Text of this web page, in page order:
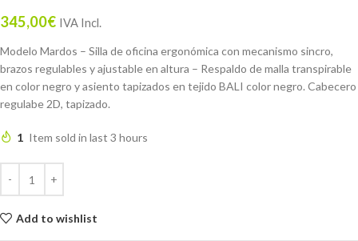
345,00€ IVA Incl.
Modelo Mardos – Silla de oficina ergonómica con mecanismo sincro,
brazos regulables y ajustable en altura – Respaldo de malla transpirable
en color negro y asiento tapizados en tejido BALI color negro. Cabecero
regulabe 2D, tapizado.
1 Item sold in last 3 hours
Add to wishlist